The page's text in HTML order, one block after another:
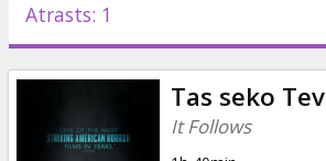
Pasākumi
Atrasts: 1
Tas seko Tev
It Follows